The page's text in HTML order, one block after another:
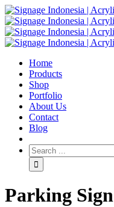
Home
Products
Shop
Portfolio
About Us
Contact
Blog
Parking Sign